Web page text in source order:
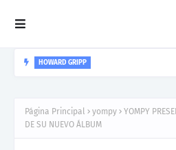
HOWARD GRIPP
Página Principal yompy
YOMPY
DE SU NUEVO ÁLBUM